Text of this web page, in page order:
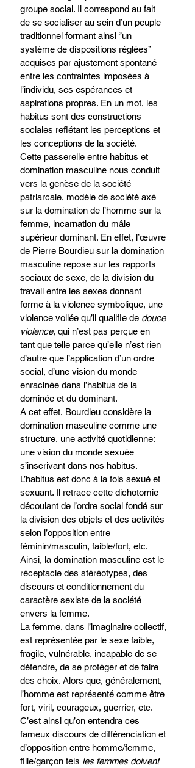
groupe social. Il correspond au fait
de se socialiser au sein d’un peuple
traditionnel formant ainsi ‘’un
système de dispositions réglées’’
acquises par ajustement spontané
entre les contraintes imposées à
l’individu, ses espérances et
aspirations propres. En un mot, les
habitus sont des constructions
sociales reflétant les perceptions et
les conceptions de la société.
Cette passerelle entre habitus et
domination masculine nous conduit
vers la genèse de la société
patriarcale, modèle de société axé
sur la domination de l’homme sur la
femme, incarnation du mâle
supérieur dominant. En effet, l’œuvre
de Pierre Bourdieu sur la domination
masculine repose sur les rapports
sociaux de sexe, de la division du
travail entre les sexes donnant
forme à la violence symbolique, une
violence voilée qu’il qualifie de douce
violence, qui n’est pas perçue en
tant que telle parce qu’elle n’est rien
d’autre que l’application d’un ordre
social, d’une vision du monde
enracinée dans l’habitus de la
dominée et du dominant.
A cet effet, Bourdieu considère la
domination masculine comme une
structure, une activité quotidienne:
une vision du monde sexuée
s’inscrivant dans nos habitus.
L’habitus est donc à la fois sexué et
sexuant. Il retrace cette dichotomie
découlant de l’ordre social fondé sur
la division des objets et des activités
selon l’opposition entre
féminin/masculin, faible/fort, etc.
Ainsi, la domination masculine est le
réceptacle des stéréotypes, des
discours et conditionnement du
caractère sexiste de la société
envers la femme.
La femme, dans l’imaginaire collectif,
est représentée par le sexe faible,
fragile, vulnérable, incapable de se
défendre, de se protéger et de faire
des choix. Alors que, généralement,
l’homme est représenté comme être
fort, viril, courageux, guerrier, etc.
C’est ainsi qu’on entendra ces
fameux discours de différenciation et
d’opposition entre homme/femme,
fille/garçon tels les femmes doivent